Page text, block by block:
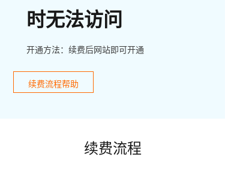
时无法访问
开通方法：续费后网站即可开通
续费流程帮助
续费流程